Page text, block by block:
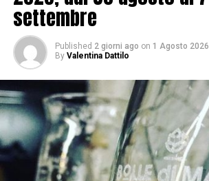
settembre
Published 2 giorni ago on 1 Agosto 2026
By Valentina Dattilo